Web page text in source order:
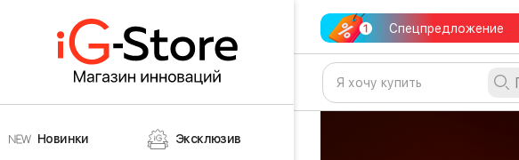
Новинки Эксклюзив
Спецпредложение